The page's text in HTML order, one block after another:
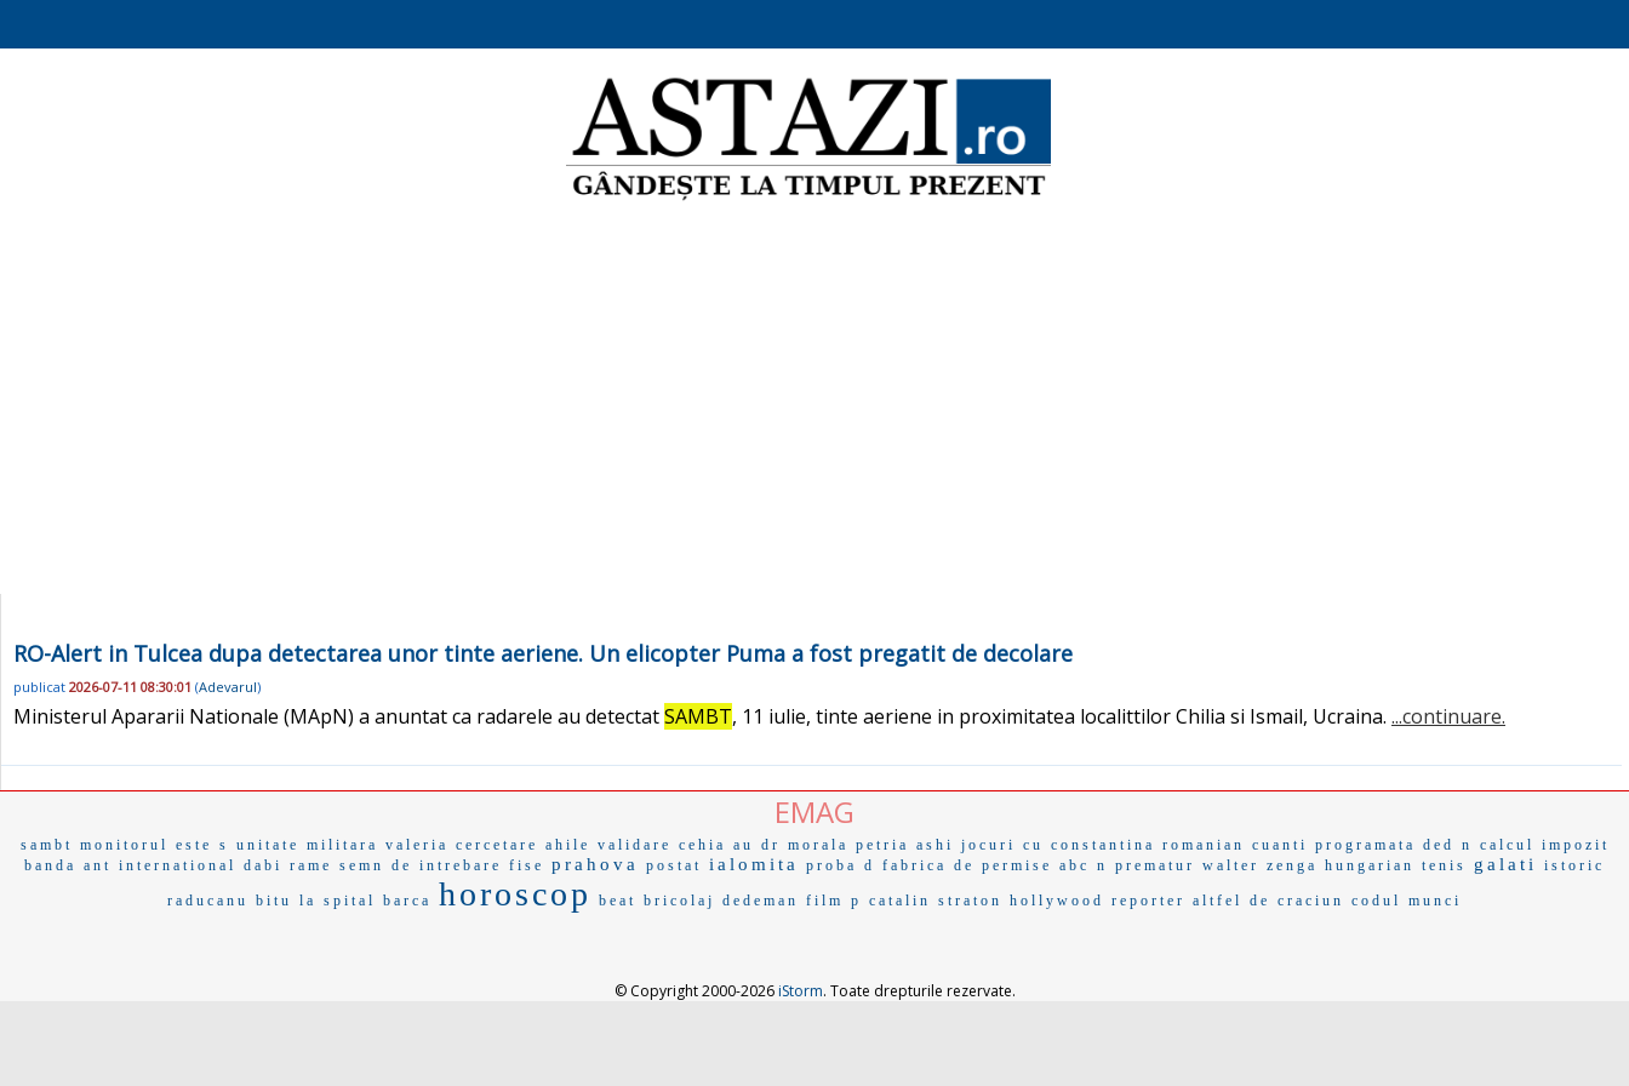
RO-Alert in Tulcea dupa detectarea unor tinte aeriene. Un elicopter Puma a fost pregatit de decolare
publicat 2026-07-11 08:30:01 (Adevarul)
Ministerul Apararii Nationale (MApN) a anuntat ca radarele au detectatSAMBT, 11 iulie, tinte aeriene in proximitatea localittilor Chilia si Ismail, Ucraina. ...continuare.
EMAG
sambt monitorul este s unitate militara valeria cercetare ahile validare cehia au dr morala petria ashi jocuri cu constantina romanian cuanti programata ded n
calcul impozit
banda
ant international dabi rame semn de intrebare fise prahova postat ialomita proba d fabrica de permise abc n prematur walter zenga hungarian tenis galati istoric
raducanu bitu la spital barca horoscop beat bricolaj dedeman film p catalin straton hollywood reporter altfel de craciun codul munci
© Copyright 2000-2026iStorm. Toate drepturile rezervate.